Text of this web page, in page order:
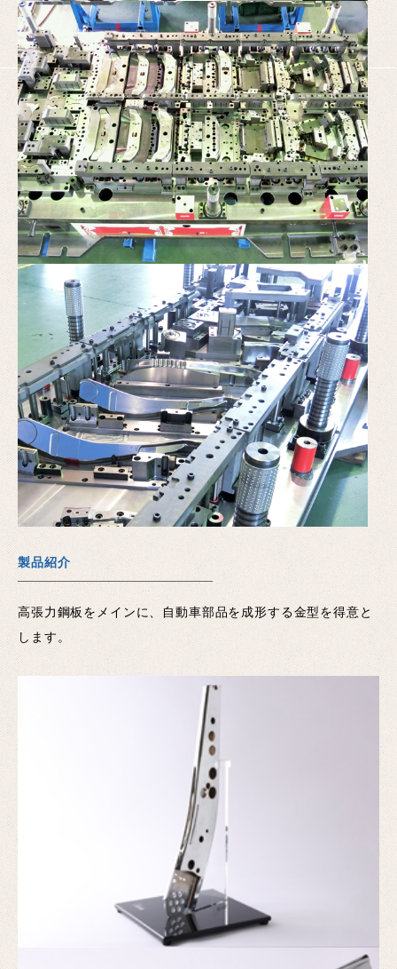
製品紹介
高張力鋼板をメインに、自動車部品を成形する金型を得意と
します。